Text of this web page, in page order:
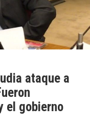
ataque a
el gobierno